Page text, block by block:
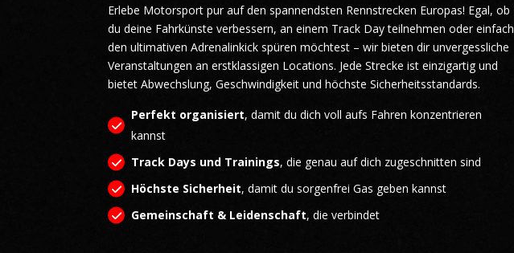
Erlebe Motorsport pur auf den spannendsten Rennstrecken Europas! Egal, ob
du deine Fahrkünste verbessern, an einem Track Day teilnehmen oder einfach
den ultimativen Adrenalinkick spüren möchtest – wir bieten dir unvergessliche
Veranstaltungen an erstklassigen Locations. Jede Strecke ist einzigartig und
bietet Abwechslung, Geschwindigkeit und höchste Sicherheitsstandards.
Perfekt organisiert, damit du dich voll aufs Fahren konzentrieren
kannst
Track Days und Trainings, die genau auf dich zugeschnitten sind
Höchste Sicherheit, damit du sorgenfrei Gas geben kannst
Gemeinschaft & Leidenschaft, die verbindet